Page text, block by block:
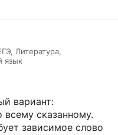
Литература,
язык
вариант:
сказанному.
зависимое слово